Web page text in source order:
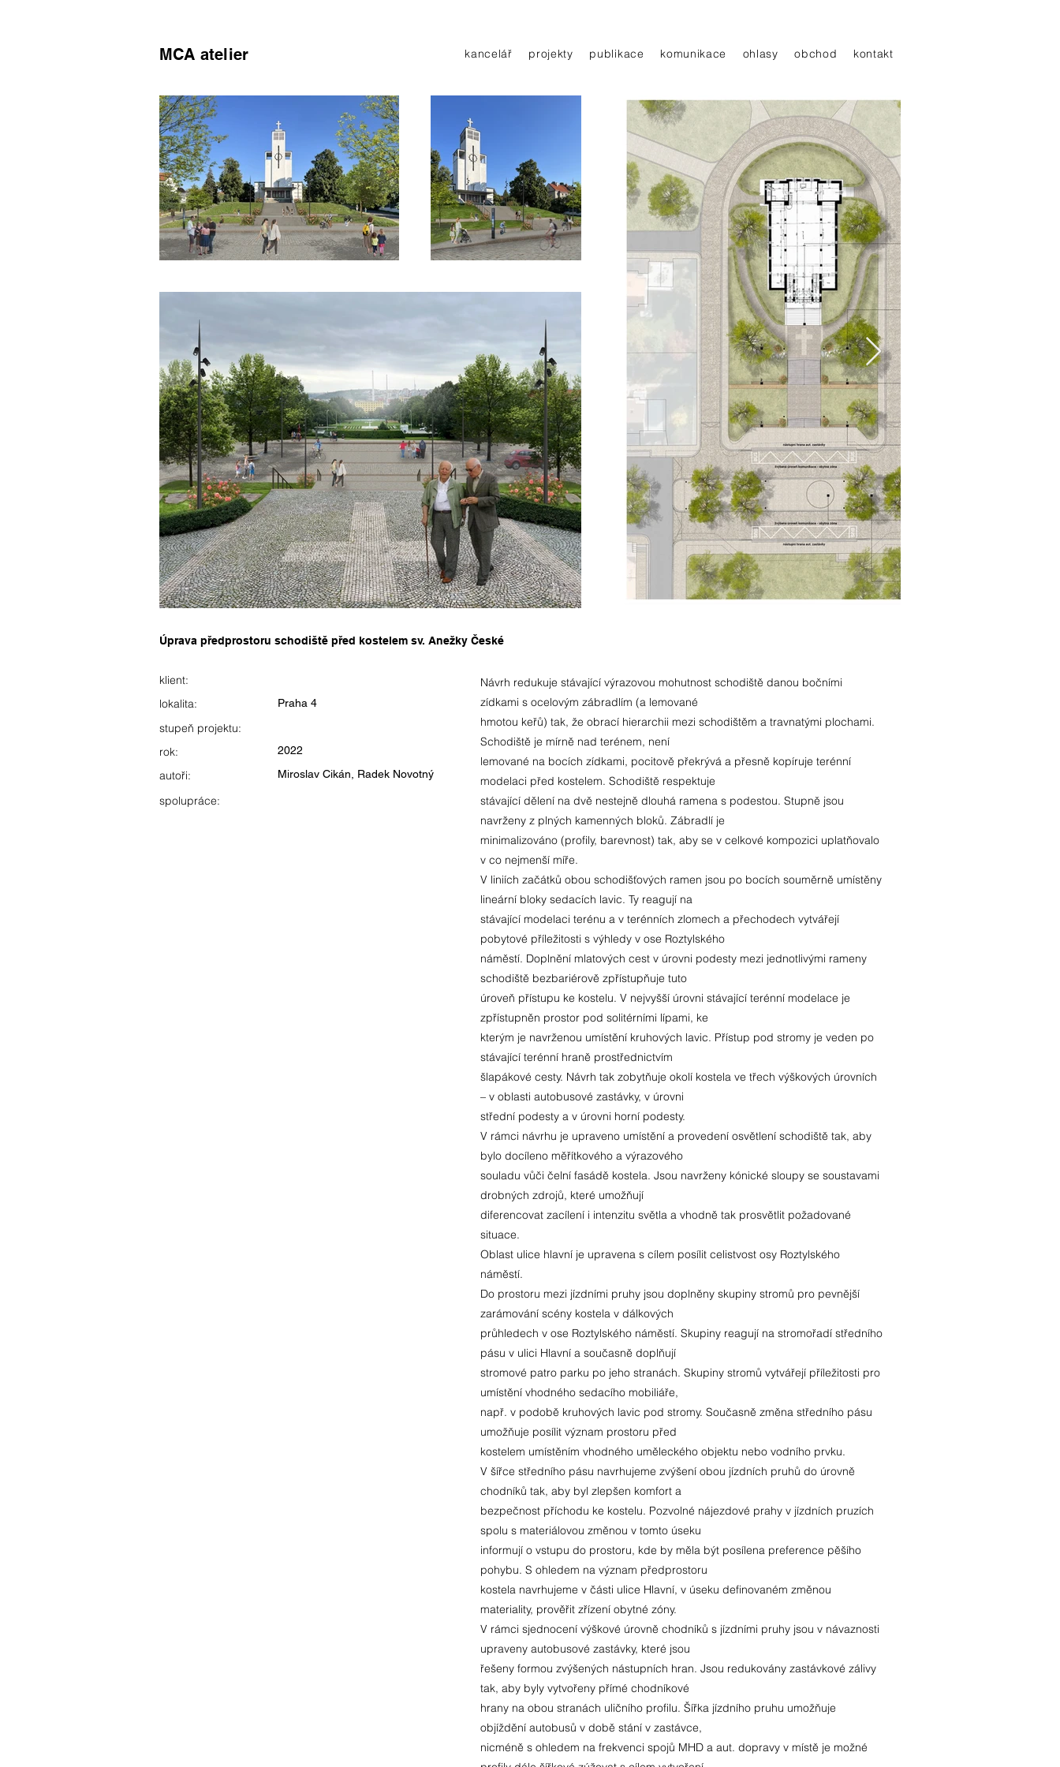
MCA atelier kancelář projekty publikace komunikace ohlasy obchod kontakt
Úprava předprostoru schodiště před kostelem sv. Anežky České
klient:
lokalita:
Praha 4
stupeň projektu:
rok:
autoři:
spolupráce:
2022
Miroslav Cikán, Radek Novotný
Návrh redukuje stávající výrazovou mohutnost schodiště danou bočními
zídkami s ocelovým zábradlím (a lemované
hmotou keřů) tak, že obrací hierarchii mezi schodištěm a travnatými plochami.
Schodiště je mírně nad terénem, není
lemované na bocích zídkami, pocitově překrývá a přesně kopíruje terénní
modelaci před kostelem. Schodiště respektuje
stávající dělení na dvě nestejně dlouhá ramena s podestou. Stupně jsou
navrženy z plných kamenných bloků. Zábradlí je
minimalizováno (profily, barevnost) tak, aby se v celkové kompozici uplatňovalo
v co nejmenší míře.
V liniích začátků obou schodišťových ramen jsou po bocích souměrně umístěny
lineární bloky sedacích lavic. Ty reagují na
stávající modelaci terénu a v terénních zlomech a přechodech vytvářejí
pobytové příležitosti s výhledy v ose Roztylského
náměstí. Doplnění mlatových cest v úrovni podesty mezi jednotlivými rameny
schodiště bezbariérově zpřístupňuje tuto
úroveň přístupu ke kostelu. V nejvyšší úrovni stávající terénní modelace je
zpřístupněn prostor pod solitérními lípami, ke
kterým je navrženou umístění kruhových lavic. Přístup pod stromy je veden po
stávající terénní hraně prostřednictvím
šlapákové cesty. Návrh tak zobytňuje okolí kostela ve třech výškových úrovních
– v oblasti autobusové zastávky, v úrovni
střední podesty a v úrovni horní podesty.
V rámci návrhu je upraveno umístění a provedení osvětlení schodiště tak, aby
bylo docíleno měřítkového a výrazového
souladu vůči čelní fasádě kostela. Jsou navrženy kónické sloupy se soustavami
drobných zdrojů, které umožňují
diferencovat zacílení i intenzitu světla a vhodně tak prosvětlit požadované
situace.
Oblast ulice hlavní je upravena s cílem posílit celistvost osy Roztylského
náměstí.
Do prostoru mezi jízdními pruhy jsou doplněny skupiny stromů pro pevnější
zarámování scény kostela v dálkových
průhledech v ose Roztylského náměstí. Skupiny reagují na stromořadí středního
pásu v ulici Hlavní a současně doplňují
stromové patro parku po jeho stranách. Skupiny stromů vytvářejí příležitosti pro
umístění vhodného sedacího mobiliáře,
např. v podobě kruhových lavic pod stromy. Současně změna středního pásu
umožňuje posílit význam prostoru před
kostelem umístěním vhodného uměleckého objektu nebo vodního prvku.
V šířce středního pásu navrhujeme zvýšení obou jízdních pruhů do úrovně
chodníků tak, aby byl zlepšen komfort a
bezpečnost příchodu ke kostelu. Pozvolné nájezdové prahy v jízdních pruzích
spolu s materiálovou změnou v tomto úseku
informují o vstupu do prostoru, kde by měla být posílena preference pěšího
pohybu. S ohledem na význam předprostoru
kostela navrhujeme v části ulice Hlavní, v úseku definovaném změnou
materiality, prověřit zřízení obytné zóny.
V rámci sjednocení výškové úrovně chodníků s jízdními pruhy jsou v návaznosti
upraveny autobusové zastávky, které jsou
řešeny formou zvýšených nástupních hran. Jsou redukovány zastávkové zálivy
tak, aby byly vytvořeny přímé chodníkové
hrany na obou stranách uličního profilu. Šířka jízdního pruhu umožňuje
objíždění autobusů v době stání v zastávce,
nicméně s ohledem na frekvenci spojů MHD a aut. dopravy v místě je možné